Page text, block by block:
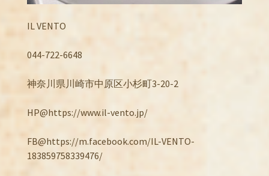
IL VENTO
044-722-6648
神奈川県川崎市中原区小杉町3-20-2
HP@https://www.il-vento.jp/
FB@https://m.facebook.com/IL-VENTO-
183859758339476/